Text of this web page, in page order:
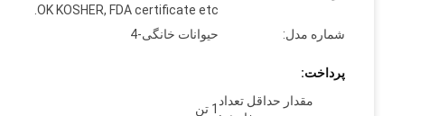
OK KOSHER, FDA certificate etc.
شماره مدل:
حیوانات خانگی-4
پرداخت:
مقدار حداقل تعداد
1 تن